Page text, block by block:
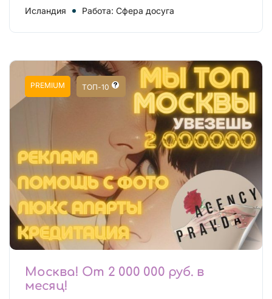
Исландия Работа: Сфера досуга
PREMIUM ТОП-10
Москва! От 2 000 000 руб. в
месяц!